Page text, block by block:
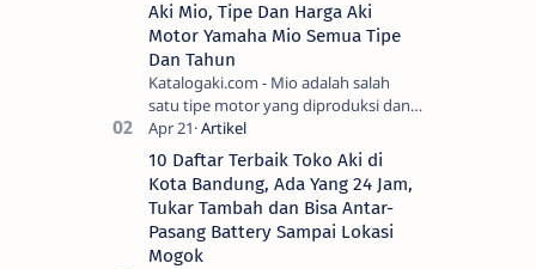
Aki Mio, Tipe Dan Harga Aki
Motor Yamaha Mio Semua Tipe
Dan Tahun
Katalogaki.com - Mio adalah salah
satu tipe motor yang diproduksi dan
dipasarkan oleh Yamah…
10 Daftar Terbaik Toko Aki di
Kota Bandung, Ada Yang 24 Jam,
Tukar Tambah dan Bisa Antar-
Pasang Battery Sampai Lokasi
Mogok